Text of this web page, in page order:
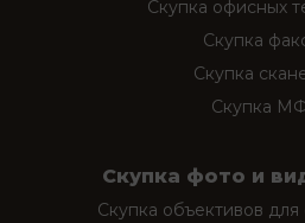
Скупка офисных
Скупка
Скупка
Скупка
Скупка фото и
Скупка объективов